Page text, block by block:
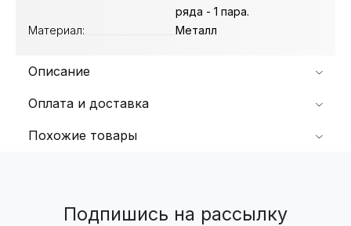
ряда - 1 пара.
Материал:
Металл
Описание
Оплата и доставка
Похожие товары
Подпишись на рассылку